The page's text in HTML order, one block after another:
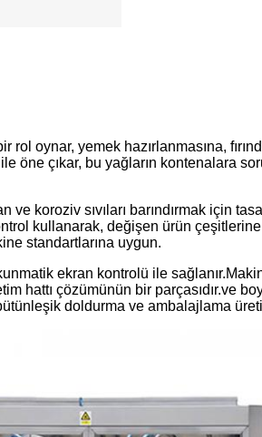
oynar, yemek hazırlanmasına,
öne çıkar, bu yağların kontenalara
koroziv sıvıları barındırmak için
kullanarak, değişen ürün
standartlarına uygun.
ekran kontrolü ile
hattı çözümünün bir parçasıdır.ve
doldurma ve ambalajlama